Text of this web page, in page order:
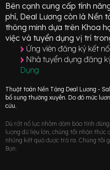
Bên cạnh cung cấp tính
phí, Deal Lương còn là Nền
thông minh dựa trên Khoa
việc và tuyển dụng vị trí
Ứng viên đăng ký kết
Nhà tuyển dụng đăng
Dụng
Thuật toán Nền Tảng Deal Lương -
bổ sung thường xuyên. Do đó mức
cứu.
Dù rất nổ lực nhằm đảm bảo tính
lượng dữ liệu lớn, chúng tôi nhận thức
những kết quả được trả ra. Chúng tôi
Bạn.